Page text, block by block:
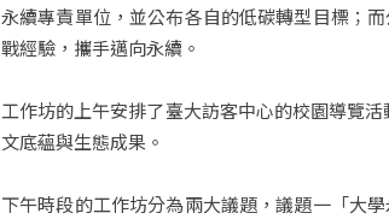
永續專責單位，並公布各自的低碳轉型目標；
戰經驗，攜手邁向永續。
工作坊的上午安排了臺大訪客中心的校園導覽
文底蘊與生態成果。
下午時段的工作坊分為兩大議題，議題一「大